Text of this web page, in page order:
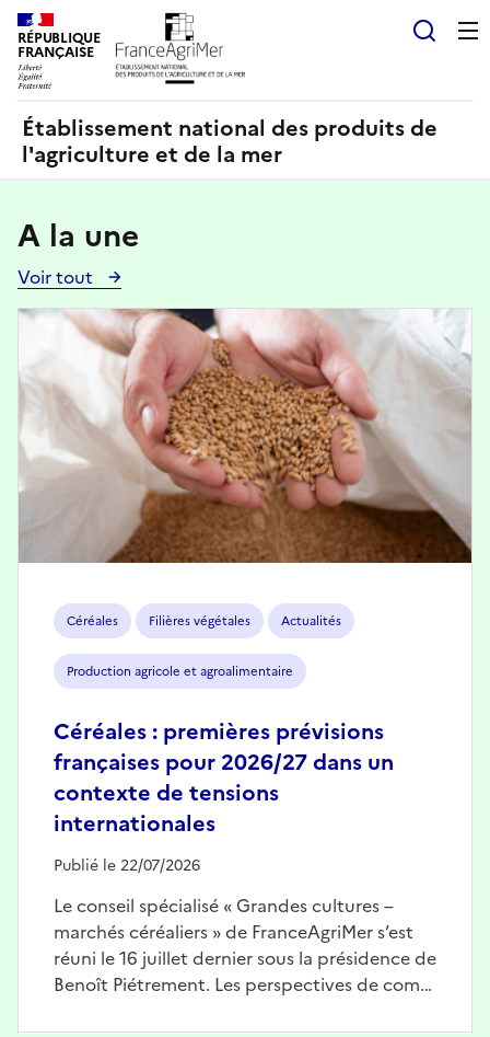
RÉPUBLIQUE
FRANÇAISE
Établissement national des produits de
l'agriculture et de la mer
A la une
Voir tout
Voir
toutes
les
actualités
Céréales Filières végétales Actualités
Production agricole et agroalimentaire
Céréales : premières prévisions
françaises pour 2026/27 dans un
contexte de tensions
internationales
Publié le 22/07/2026
Le conseil spécialisé « Grandes cultures –
marchés céréaliers » de FranceAgriMer s’est
réuni le 16 juillet dernier sous la présidence de
Benoît Piétrement. Les perspectives de com…
Image
Panneau de gestion des cookies